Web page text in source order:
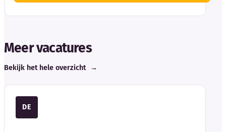
Meer vacatures
Bekijk het hele overzicht →
DE